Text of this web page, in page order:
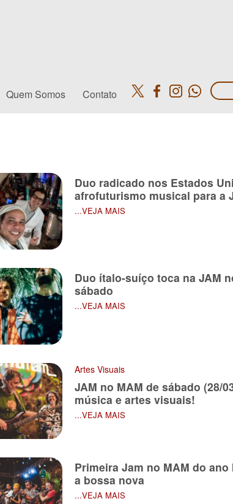
Quem Somos Contato
Duo radicado nos Estados
afrofuturismo musical para a
...VEJA MAIS
Duo ítalo-suíço toca na JAM
sábado
...VEJA MAIS
Artes Visuais
JAM no MAM de sábado (28/
música e artes visuais!
...VEJA MAIS
Primeira Jam no MAM do ano
a bossa nova
...VEJA MAIS